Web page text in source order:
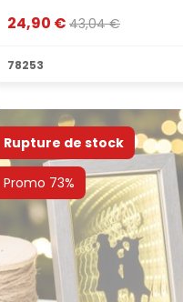
24,90 € 43,04 €
78253
Rupture de stock
Promo 73%